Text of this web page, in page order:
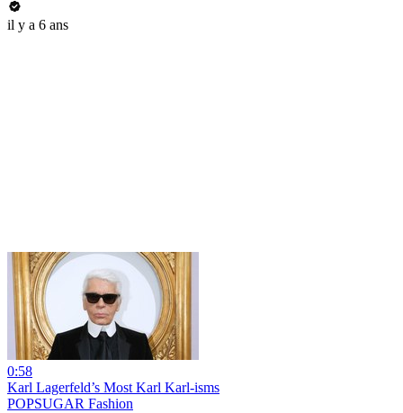
il y a 6 ans
0:58
Karl Lagerfeld’s Most Karl Karl-isms
POPSUGAR Fashion